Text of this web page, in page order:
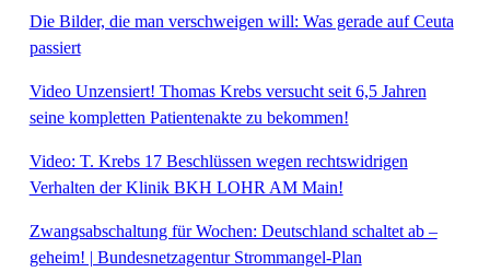
Die Bilder, die man verschweigen will: Was gerade auf Ceuta
passiert
Video Unzensiert! Thomas Krebs versucht seit 6,5 Jahren
seine kompletten Patientenakte zu bekommen!
Video: T. Krebs 17 Beschlüssen wegen rechtswidrigen
Verhalten der Klinik BKH LOHR AM Main!
Zwangsabschaltung für Wochen: Deutschland schaltet ab –
geheim! | Bundesnetzagentur Strommangel-Plan